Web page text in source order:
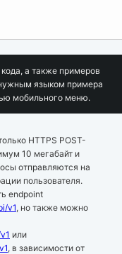
а также примеров
языком примера
мобильного меню.
HTTPS POST-
10 мегабайт и
отправляются на
пользователя.
endpoint
v1, но также можно
или
, в зависимости от